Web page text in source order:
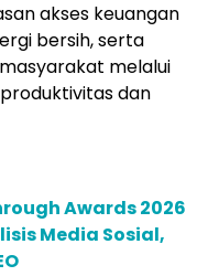
akses keuangan
bersih, serta
melalui
dan
Awards 2026
Media Sosial,